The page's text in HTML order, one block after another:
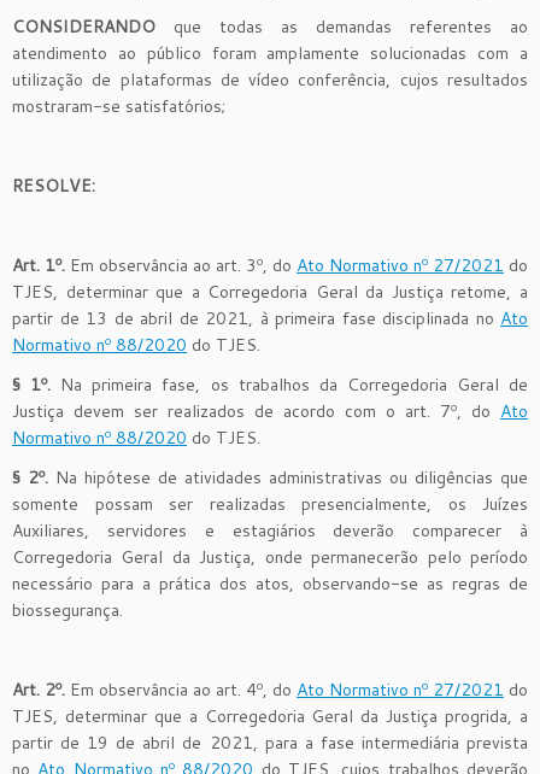
CONSIDERANDO que todas as demandas referentes ao
atendimento ao público foram amplamente solucionadas com a
utilização de plataformas de vídeo conferência, cujos resultados
mostraram-se satisfatórios;
RESOLVE:
Art. 1º. Em observância ao art. 3º, do Ato Normativo nº 27/2021 do
TJES, determinar que a Corregedoria Geral da Justiça retome, a
partir de 13 de abril de 2021, à primeira fase disciplinada no Ato
Normativo nº 88/2020 do TJES.
§ 1º. Na primeira fase, os trabalhos da Corregedoria Geral de
Justiça devem ser realizados de acordo com o art. 7º, do Ato
Normativo nº 88/2020 do TJES.
§ 2º. Na hipótese de atividades administrativas ou diligências que
somente possam ser realizadas presencialmente, os Juízes
Auxiliares, servidores e estagiários deverão comparecer à
Corregedoria Geral da Justiça, onde permanecerão pelo período
necessário para a prática dos atos, observando-se as regras de
biossegurança.
Art. 2º. Em observância ao art. 4º, do Ato Normativo nº 27/2021 do
TJES, determinar que a Corregedoria Geral da Justiça progrida, a
partir de 19 de abril de 2021, para a fase intermediária prevista
no Ato Normativo nº 88/2020 do TJES, cujos trabalhos deverão